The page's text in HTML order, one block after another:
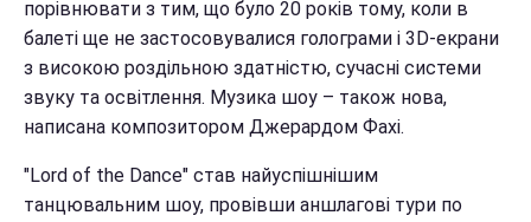
порівнювати з тим, що було 20 років тому, коли в
балеті ще не застосовувалися голограми і 3D-екрани
з високою роздільною здатністю, сучасні системи
звуку та освітлення. Музика шоу – також нова,
написана композитором Джерардом Фахі.
"Lord of the Dance" став найуспішнішим
танцювальним шоу, провівши аншлагові тури по